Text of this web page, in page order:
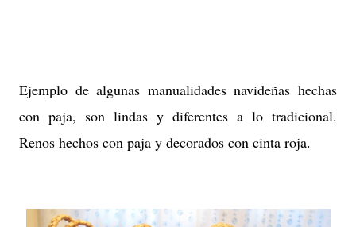
Ejemplo de algunas manualidades navideñas hechas
con paja, son lindas y diferentes a lo tradicional.
Renos hechos con paja y decorados con cinta roja.